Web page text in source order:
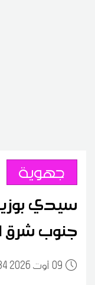
جهوية
سيدي
جنوب شرق
0922:34 2026 أوت